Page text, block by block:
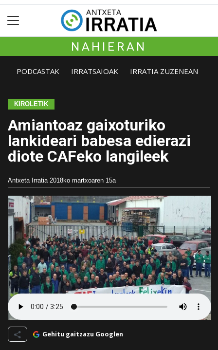
NAHIERAN
PODCASTAK IRRATSAIOAK IRRATIA ZUZENEAN
KIROLETIK
Amiantoaz gaixoturiko
lankideari babesa edierazi
diote CAFeko langileek
Antxeta Irratia 2018ko martxoaren 15a
Gehitu gaitzazu Googlen